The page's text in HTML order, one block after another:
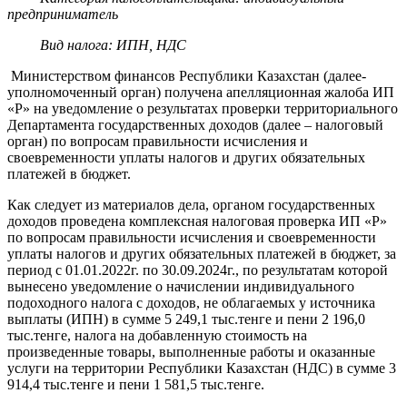
предприниматель
Вид налога: ИПН, НДС
Министерством финансов Республики Казахстан (далее-
уполномоченный орган) получена апелляционная жалоба ИП
«P» на уведомление о результатах проверки территориального
Департамента государственных доходов (далее – налоговый
орган) по вопросам правильности исчисления и
своевременности уплаты налогов и других обязательных
платежей в бюджет.
Как следует из материалов дела, органом государственных
доходов проведена комплексная налоговая проверка ИП «P»
по вопросам правильности исчисления и своевременности
уплаты налогов и других обязательных платежей в бюджет, за
период с 01.01.2022г. по 30.09.2024г., по результатам которой
вынесено уведомление о начислении индивидуального
подоходного налога с доходов, не облагаемых у источника
выплаты (ИПН) в сумме 5 249,1 тыс.тенге и пени 2 196,0
тыс.тенге, налога на добавленную стоимость на
произведенные товары, выполненные работы и оказанные
услуги на территории Республики Казахстан (НДС) в сумме 3
914,4 тыс.тенге и пени 1 581,5 тыс.тенге.